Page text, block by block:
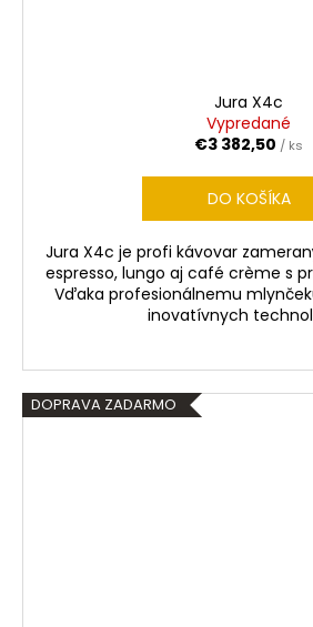
Jura X4c
Vypredané
€3 382,50 / ks
DO KOŠÍKA
Jura X4c je profi kávovar
espresso, lungo aj café crème s
Vďaka profesionálnemu
inovatívnych
DOPRAVA ZADARMO